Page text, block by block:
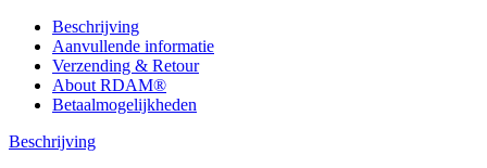
Beschrijving
Aanvullende informatie
Verzending & Retour
About RDAM®
Betaalmogelijkheden
Beschrijving